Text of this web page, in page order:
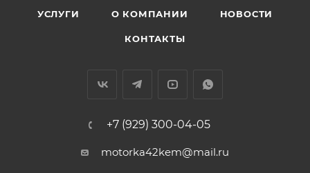
УСЛУГИ О КОМПАНИИ НОВОСТИ
КОНТАКТЫ
+7 (929) 300-04-05
motorka42kem@mail.ru